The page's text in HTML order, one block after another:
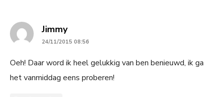
Jimmysays:
24/11/2015 08:56
Oeh! Daar word ik heel gelukkig van ben benieuwd, ik ga
het vanmiddag eens proberen!